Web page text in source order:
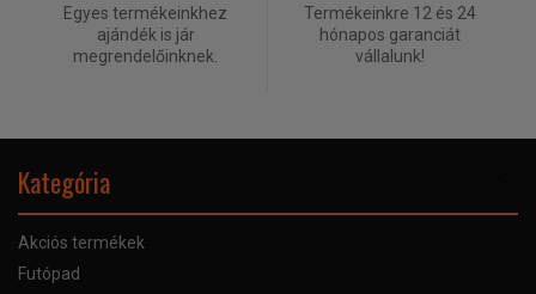
Egyes termékeinkhez
ajándék is jár
megrendelőinknek.
Termékeinkre 12 és 24
hónapos garanciát
vállalunk!
Kategória
Akciós termékek
Futópad